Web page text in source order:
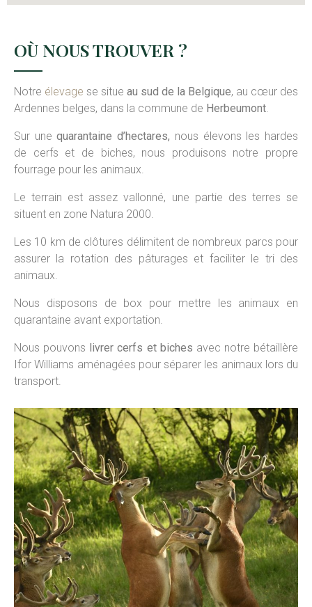
OÙ NOUS TROUVER ?
Notre élevage se situe au sud de la Belgique, au cœur des
Ardennes belges, dans la commune de Herbeumont.
Sur unequarantaine d’hectares, nous élevons les hardes
de cerfs et de biches, nous produisons notre propre
fourrage pour les animaux.
Le terrain est assez vallonné, une partie des terres se
situent en zone Natura 2000.
Les 10 km de clôtures délimitent de nombreux parcs pour
assurer la rotation des pâturages et faciliter le tri des
animaux.
Nous disposons de box pour mettre les animaux en
quarantaine avant exportation.
Nous pouvons livrer cerfs et biches avec notre bétaillère
Ifor Williams aménagées pour séparer les animaux lors du
transport.